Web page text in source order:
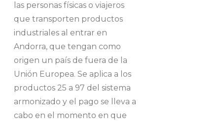
las personas físicas o viajeros
que transporten productos
industriales al entrar en
Andorra, que tengan como
origen un país de fuera de la
Unión Europea. Se aplica a los
productos 25 a 97 del sistema
armonizado y el pago se lleva a
cabo en el momento en que